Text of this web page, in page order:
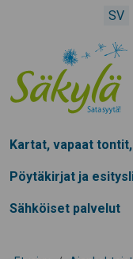
SV
Kartat, vapaat
Pöytäkirjat ja
Sähköiset palvelut